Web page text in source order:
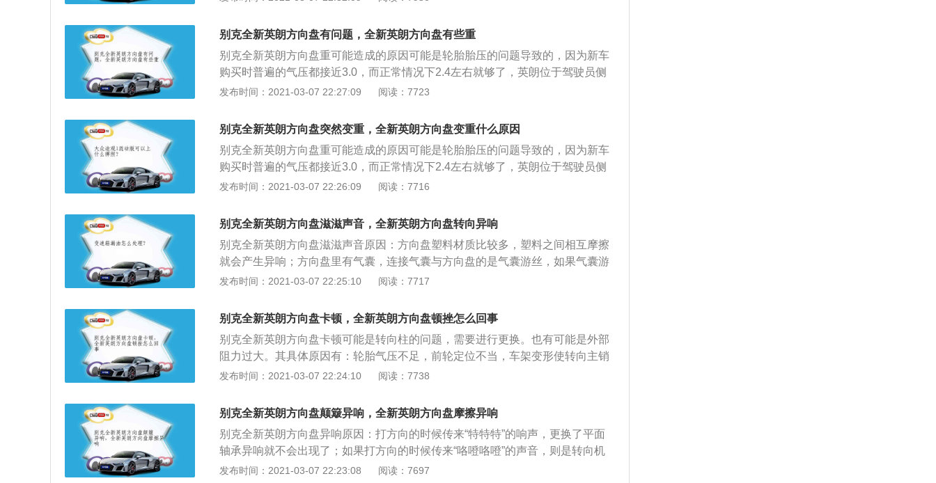
气囊游丝，如果气囊游丝故障或者安装错误就会引起异响；转向灯拨杆回位开关
与方向盘发生摩擦，会发生异响，需要拆解相关零件检查；方向盘的十字活结缺
少润滑，打方向盘时会产生异响；方向盘的固定螺丝没有拧牢固，导致异响。
别克全新英朗方向盘有问题，全新英朗方向盘有些重
别克全新英朗方向盘重可能造成的原因可能是轮胎胎压的问题导致的，因为新车
购买时普遍的气压都接近3.0，而正常情况下2.4左右就够了，英朗位于驾驶员侧
前车门框上的胎压标签，注明了原装轮胎和相应的轮胎气压。如果胎压过低就会
子助力器是否有问题，助力器是随速进行调节的。电子助力转向系统在高速时变
重，低速时轻是正常的现象，是一种安全保护设置。
发布时间：2021-03-07 22:27:09 阅读：7723
别克全新英朗方向盘突然变重，全新英朗方向盘变重什么原因
别克全新英朗方向盘重可能造成的原因可能是轮胎胎压的问题导致的，因为新车
购买时普遍的气压都接近3.0，而正常情况下2.4左右就够了，英朗位于驾驶员侧
前车门框上的胎压标签，注明了原装轮胎和相应的轮胎气压。如果胎压过低就会
子助力器是否有问题，助力器是随速进行调节的。电子助力转向系统在高速时变
重，低速时轻是正常的现象，是一种安全保护设置。
发布时间：2021-03-07 22:26:09 阅读：7716
别克全新英朗方向盘滋滋声音，全新英朗方向盘转向异响
别克全新英朗方向盘滋滋声音原因：方向盘塑料材质比较多，塑料之间相互摩擦
就会产生异响；方向盘里有气囊，连接气囊与方向盘的是气囊游丝，如果气囊游
丝故障或者安装错误就会引起异响；转向灯拨杆回位开关与方向盘发生摩擦，会
换了平面轴承异响就不会出现了；如果打方向的时候传来“咯噔咯噔”的声音，则
是转向机故障；检查方向机下面是否缠绕了隔音棉或脏物；方向盘的十字活结缺
少润滑，打方向盘时会产生异响；方向盘的固定螺丝没有拧牢固，导致异响。
发布时间：2021-03-07 22:25:10 阅读：7717
别克全新英朗方向盘卡顿，全新英朗方向盘顿挫怎么回事
别克全新英朗方向盘卡顿可能是转向柱的问题，需要进行更换。也有可能是外部
阻力过大。其具体原因有：轮胎气压不足，前轮定位不当，车架变形使转向主销
后倾角增大。 内部机械阻力过大。其具体原因有：转向器的循环球与螺杆、螺母
过紧；转向轴弯曲和轴管凹瘪；转向主销轴承及转向横、纵拉杆的球头关节过
紧；机械转向系统润滑不良。
发布时间：2021-03-07 22:24:10 阅读：7738
别克全新英朗方向盘颠簸异响，全新英朗方向盘摩擦异响
别克全新英朗方向盘异响原因：打方向的时候传来“特特特”的响声，更换了平面
轴承异响就不会出现了；如果打方向的时候传来“咯噔咯噔”的声音，则是转向机
故障；检查方向机下面是否缠绕了隔音棉或脏物； 方向盘塑料材质比较多，塑料
发布时间：2021-03-07 22:23:08 阅读：7697